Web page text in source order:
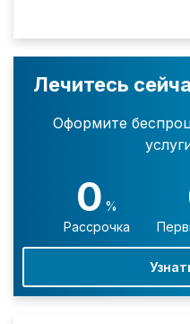
Лечитесь
Оформите
0 %
Рассрочка